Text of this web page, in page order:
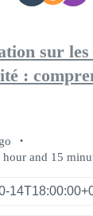
sur les
:
and 15